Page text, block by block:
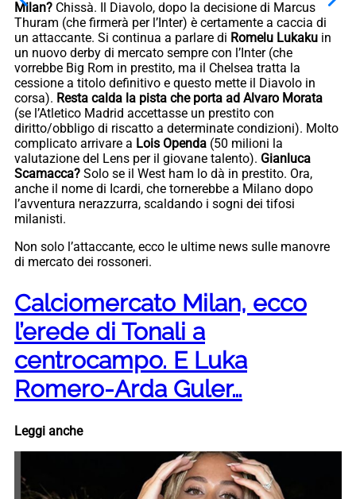
Milan? Chissà. Il Diavolo, dopo la decisione di Marcus
Thuram (che firmerà per l’Inter) è certamente a caccia di
un attaccante. Si continua a parlare di Romelu Lukaku in
un nuovo derby di mercato sempre con l’Inter (che
vorrebbe Big Rom in prestito, ma il Chelsea tratta la
cessione a titolo definitivo e questo mette il Diavolo in
corsa). Resta calda la pista che porta ad Alvaro Morata
(se l’Atletico Madrid accettasse un prestito con
diritto/obbligo di riscatto a determinate condizioni). Molto
complicato arrivare a Lois Openda (50 milioni la
valutazione del Lens per il giovane talento). Gianluca
Scamacca? Solo se il West ham lo dà in prestito. Ora,
anche il nome di Icardi, che tornerebbe a Milano dopo
l’avventura nerazzurra, scaldando i sogni dei tifosi
milanisti.
Non solo l’attaccante, ecco le ultime news sulle manovre
di mercato dei rossoneri.
Calciomercato Milan, ecco
l’erede di Tonali a
centrocampo. E Luka
Romero-Arda Guler…
Leggi anche